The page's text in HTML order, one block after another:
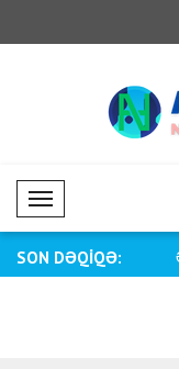
Mobil Menü
SON DƏQİQƏ:
ABŞ münasibətləri